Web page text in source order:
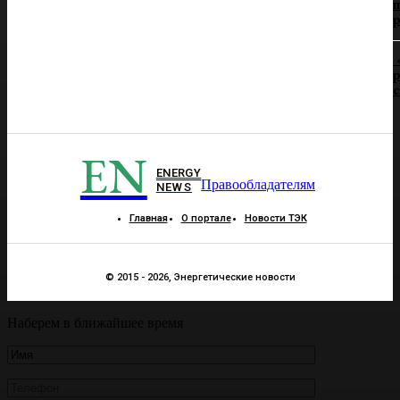
EN
ENERGY
NEWS
Правообладателям
Главная О портале Новости ТЭК
© 2015 - 2026, Энергетические новости